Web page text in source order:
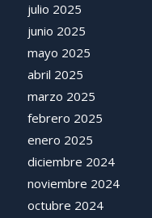
julio 2025
junio 2025
mayo 2025
abril 2025
marzo 2025
febrero 2025
enero 2025
diciembre 2024
noviembre 2024
octubre 2024